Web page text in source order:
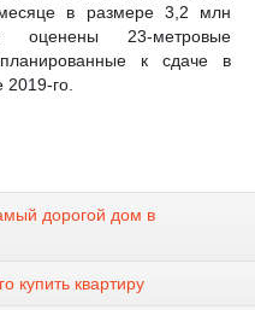
в размере 3,2 млн
оценены 23-метровые
к сдаче в
го.
дорогой дом в
купить квартиру